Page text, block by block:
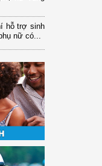
hỗ trợ sinh
nữ có...